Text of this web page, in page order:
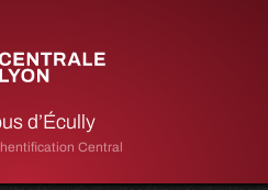
d’Écully
Central